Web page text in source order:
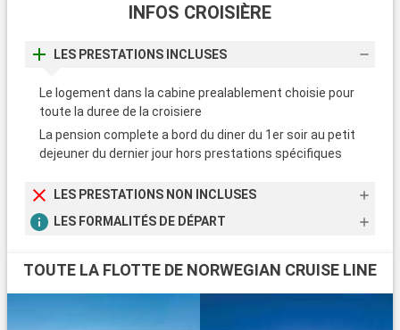
INFOS CROISIÈRE
LES PRESTATIONS INCLUSES
Le logement dans la cabine prealablement choisie pour
toute la duree de la croisiere
La pension complete a bord du diner du 1er soir au petit
dejeuner du dernier jour hors prestations spécifiques
LES PRESTATIONS NON INCLUSES
LES FORMALITÉS DE DÉPART
TOUTE LA FLOTTE DE NORWEGIAN CRUISE LINE